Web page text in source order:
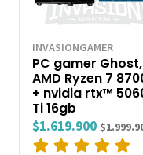
INVASIONGAMER
PC gamer Ghost,
AMD Ryzen 7
+ nvidia rtx™
Ti 16gb
$1.619.900